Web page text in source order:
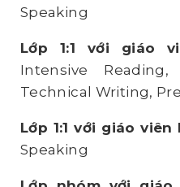
Speaking
Lớp 1:1 với giáo
Intensive Reading,
Technical Writing,
Lớp 1:1 với giáo
Speaking